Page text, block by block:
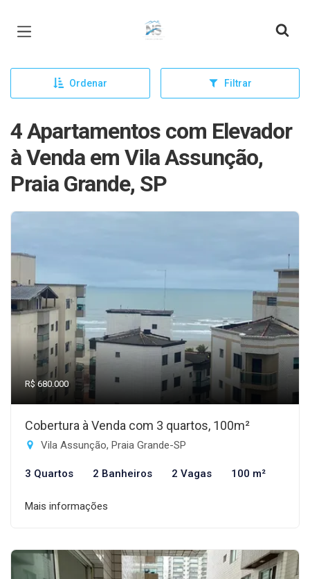
Página inicial
Ordenar Filtrar
4 Apartamentos com Elevador
à Venda em Vila Assunção,
Praia Grande, SP
R$ 680.000
Cobertura à Venda com 3 quartos, 100m²
Vila Assunção, Praia Grande-SP
3 Quartos 2 Banheiros 2 Vagas 100 m²
Mais informações